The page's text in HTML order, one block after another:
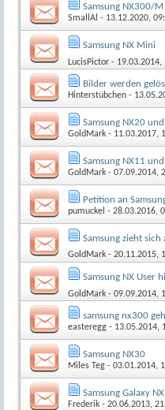
Samsung NX300/
SmallAl - 13.12.2020,
Samsung NX Mini
LucisPictor - 19.03.2014,
Bilder werden
Hinterstübchen -
Samsung NX20
GoldMark - 11.03.2017,
Samsung NX11
GoldMark - 07.09.2014,
Petition an
pumuckel - 28.03.2016,
Samsung zieht
GoldMark - 20.11.2015,
Samsung NX User
GoldMark - 09.09.2014,
samsung nx300
easteregg - 13.05.2014,
Samsung NX30
Miles Teg - 03.01.2014,
Samsung Galaxy
Frederik - 20.06.2013,